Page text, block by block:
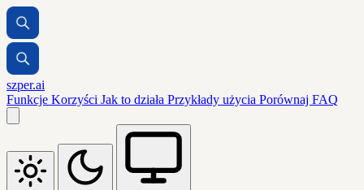
szper.ai
Funkcje Korzyści Jak to działa Przykłady użycia Porównaj FAQ